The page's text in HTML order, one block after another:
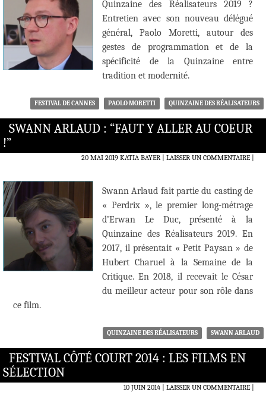
Quinzaine des Réalisateurs 2019 ?
Entretien avec son nouveau délégué
général, Paolo Moretti, autour des
gestes de programmation et de la
spécificité de la Quinzaine entre
tradition et modernité.
FESTIVAL DE CANNES PAOLO MORETTI QUINZAINE DES RÉALISATEURS
SWANN ARLAUD : “FAUT Y ALLER AU COEUR
!”
20 MAI 2019 KATIA BAYER LAISSER UN COMMENTAIRE|
Swann Arlaud fait partie du casting de
« Perdrix », le premier long-métrage
d’Erwan Le Duc, présenté à la
Quinzaine des Réalisateurs 2019. En
2017, il présentait « Petit Paysan » de
Hubert Charuel à la Semaine de la
Critique. En 2018, il recevait le César
du meilleur acteur pour son rôle dans
ce film.
QUINZAINE DES RÉALISATEURS SWANN ARLAUD
FESTIVAL CÔTÉ COURT 2014 : LES FILMS EN
SÉLECTION
10 JUIN 2014 LAISSER UN COMMENTAIRE|